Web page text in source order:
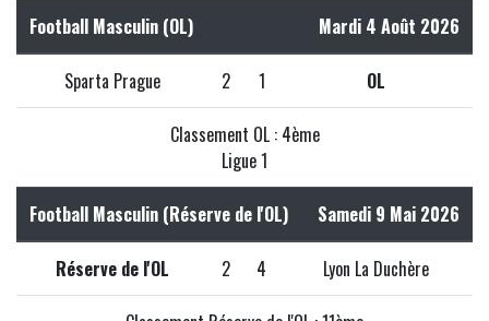
Football Masculin (OL) Mardi 4 Août 2026
Sparta Prague 2 1 OL
Classement OL : 4ème
Ligue 1
Football Masculin (Réserve de l'OL) Samedi 9 Mai 2026
Réserve de l'OL 2 4 Lyon La Duchère